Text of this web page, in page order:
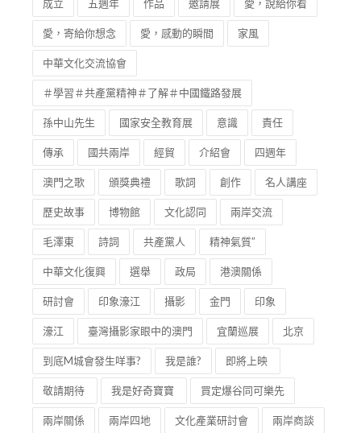
愛，寄給你想念 愛，感動的瞬間 家風
中華文化交流協會
＃學習＃共產黨精神＃了解＃中國鐵路發展
孫中山先生 國家安全教育展 意識
傳承 國共兩岸 經貿 介紹會 四週年
澳門之歌 頒獎典禮 創作 名人講座
歷史故事 博物館 文化認同 兩岸交流
毛澤東 詩詞 共產黨人 精神氣質”
中華文化復興 選舉 政局 港澳關係
研討會 印象濠江 攝影 金門 印象
濠江 臺灣攝影家眼中的澳門 宜蘭巡展
到底M城會發生咩事? 我是誰? 即將上映
敬請期待 我是好奇寶寶 買定爆谷同可樂先
兩岸關係 兩岸四地 文化產業研討會 兩岸商談
新書 全民國家安全教育日 他吸引了全世界的目光